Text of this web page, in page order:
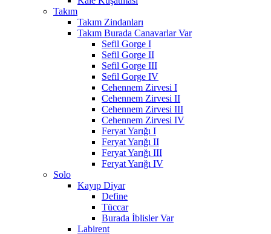
Takım
Takım Zindanları
Takım Burada Canavarlar Var
Sefil Gorge I
Sefil Gorge II
Sefil Gorge III
Sefil Gorge IV
Cehennem Zirvesi I
Cehennem Zirvesi II
Cehennem Zirvesi III
Cehennem Zirvesi IV
Feryat Yarığı I
Feryat Yarığı II
Feryat Yarığı III
Feryat Yarığı IV
Solo
Kayıp Diyar
Define
Tüccar
Burada İblisler Var
Labirent